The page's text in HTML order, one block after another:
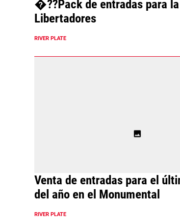
�??Pack de entradas para la
Libertadores
RIVER PLATE
Venta de entradas para el
del año en el Monumental
RIVER PLATE